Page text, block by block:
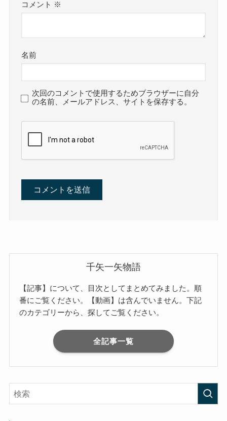
コメント ※
名前
次回のコメントで使用するためブラウザーに自分
の名前、メールアドレス、サイトを保存する。
千矢一矢物語
【記事】について、目次としてまとめてみました。順
番にご覧ください。【動画】は含んでいません。下記
のカテゴリーから、探してご覧ください。
全記事一覧